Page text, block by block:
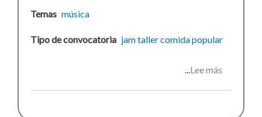
Temas música
Tipo de convocatoria jamtallercomida popular
Lee más